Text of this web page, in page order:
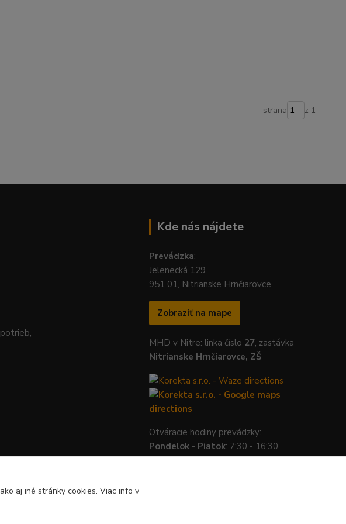
strana z 1
Kde nás nájdete
Prevádzka:
Jelenecká 129
951 01, Nitrianske Hrnčiarovce
Zobraziť na mape
MHD v Nitre: linka číslo 27, zastávka
Nitrianske Hrnčiarovce, ZŠ
Otváracie hodiny prevádzky:
Pondelok - Piatok: 7:30 - 16:30
aj iné stránky cookies. Viac info v